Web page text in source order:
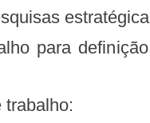
trabalho: